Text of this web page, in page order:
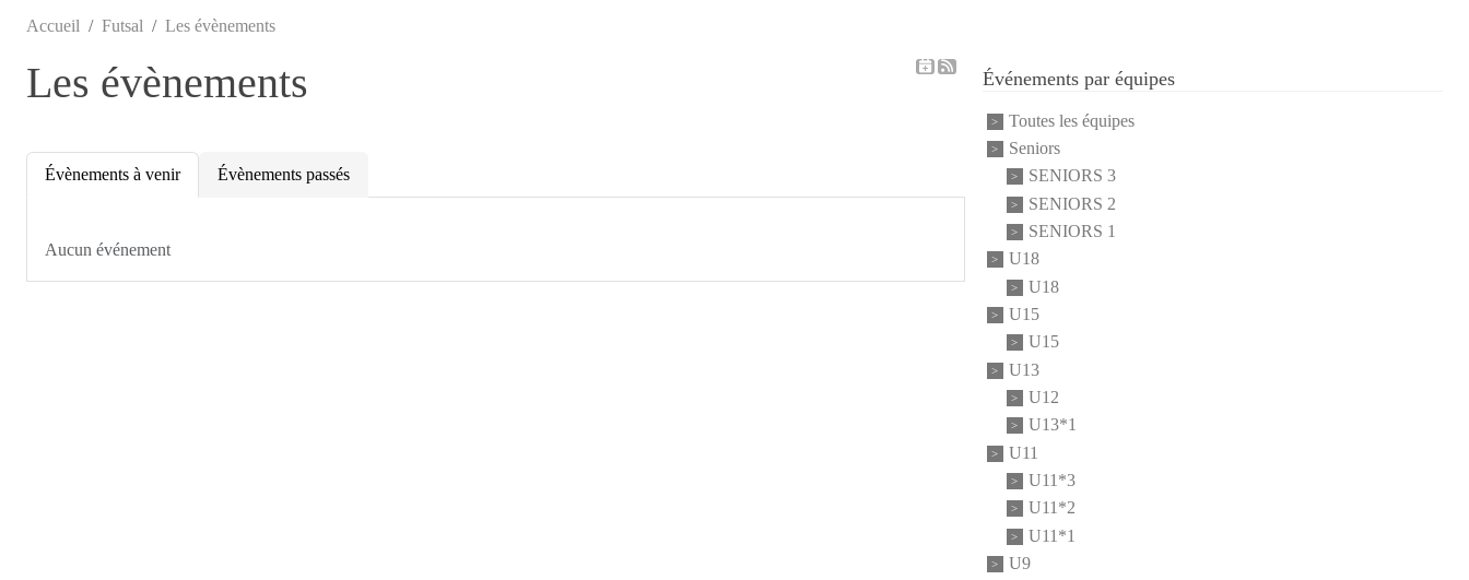
Accueil Futsal Les évènements
Les évènements
Évènements à venir Évènements passés
Aucun événement
Événements par équipes
Toutes les équipes
Seniors
SENIORS 3
SENIORS 2
SENIORS 1
U18
U18
U15
U15
U13
U12
U13*1
U11
U11*3
U11*2
U11*1
U9